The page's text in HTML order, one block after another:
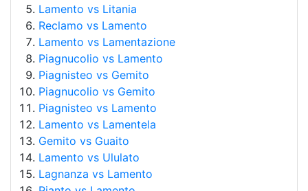
Lamento vs Litania
Reclamo vs Lamento
Lamento vs Lamentazione
Piagnucolio vs Lamento
Piagnisteo vs Gemito
Piagnucolio vs Gemito
Piagnisteo vs Lamento
Lamento vs Lamentela
Gemito vs Guaito
Lamento vs Ululato
Lagnanza vs Lamento